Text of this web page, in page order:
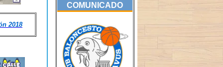
2018
COMUNICADO